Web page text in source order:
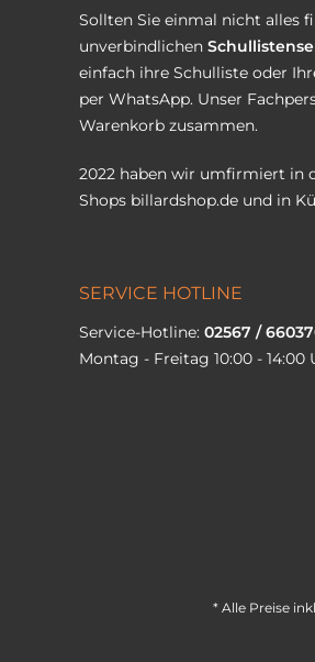
Sollten Sie einmal nicht alles
unverbindlichen
einfach ihre Schulliste oder
per WhatsApp. Unser
Warenkorb zusammen.
2022 haben wir umfirmiert in
Shops billardshop.de und in
SERVICE HOTLINE
Service-Hotline: 02567 /
Montag - Freitag 10:00 - 14:00
* Alle Preise